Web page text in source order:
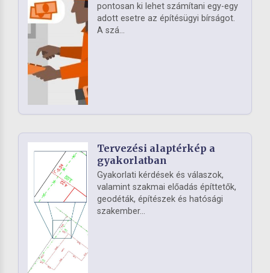
pontosan ki lehet számítani egy-egy
adott esetre az építésügyi bírságot.
A szá...
Tervezési alaptérkép a
gyakorlatban
Gyakorlati kérdések és válaszok,
valamint szakmai előadás építtetők,
geodéták, építészek és hatósági
szakember...